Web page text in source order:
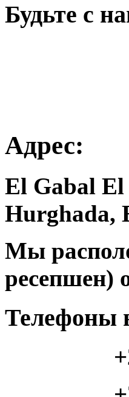
Будьте с
Адрес:
El Gabal El
Hurghada,
Мы
ресепшен)
Телефоны